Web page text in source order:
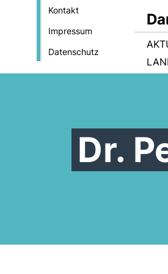
Kontakt
Impressum
Datenschutz
Dr.